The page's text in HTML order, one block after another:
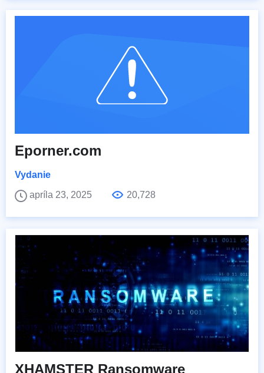
Eporner.com
Vydanie
apríla 23, 2025
20,728
XHAMSTER Ransomware